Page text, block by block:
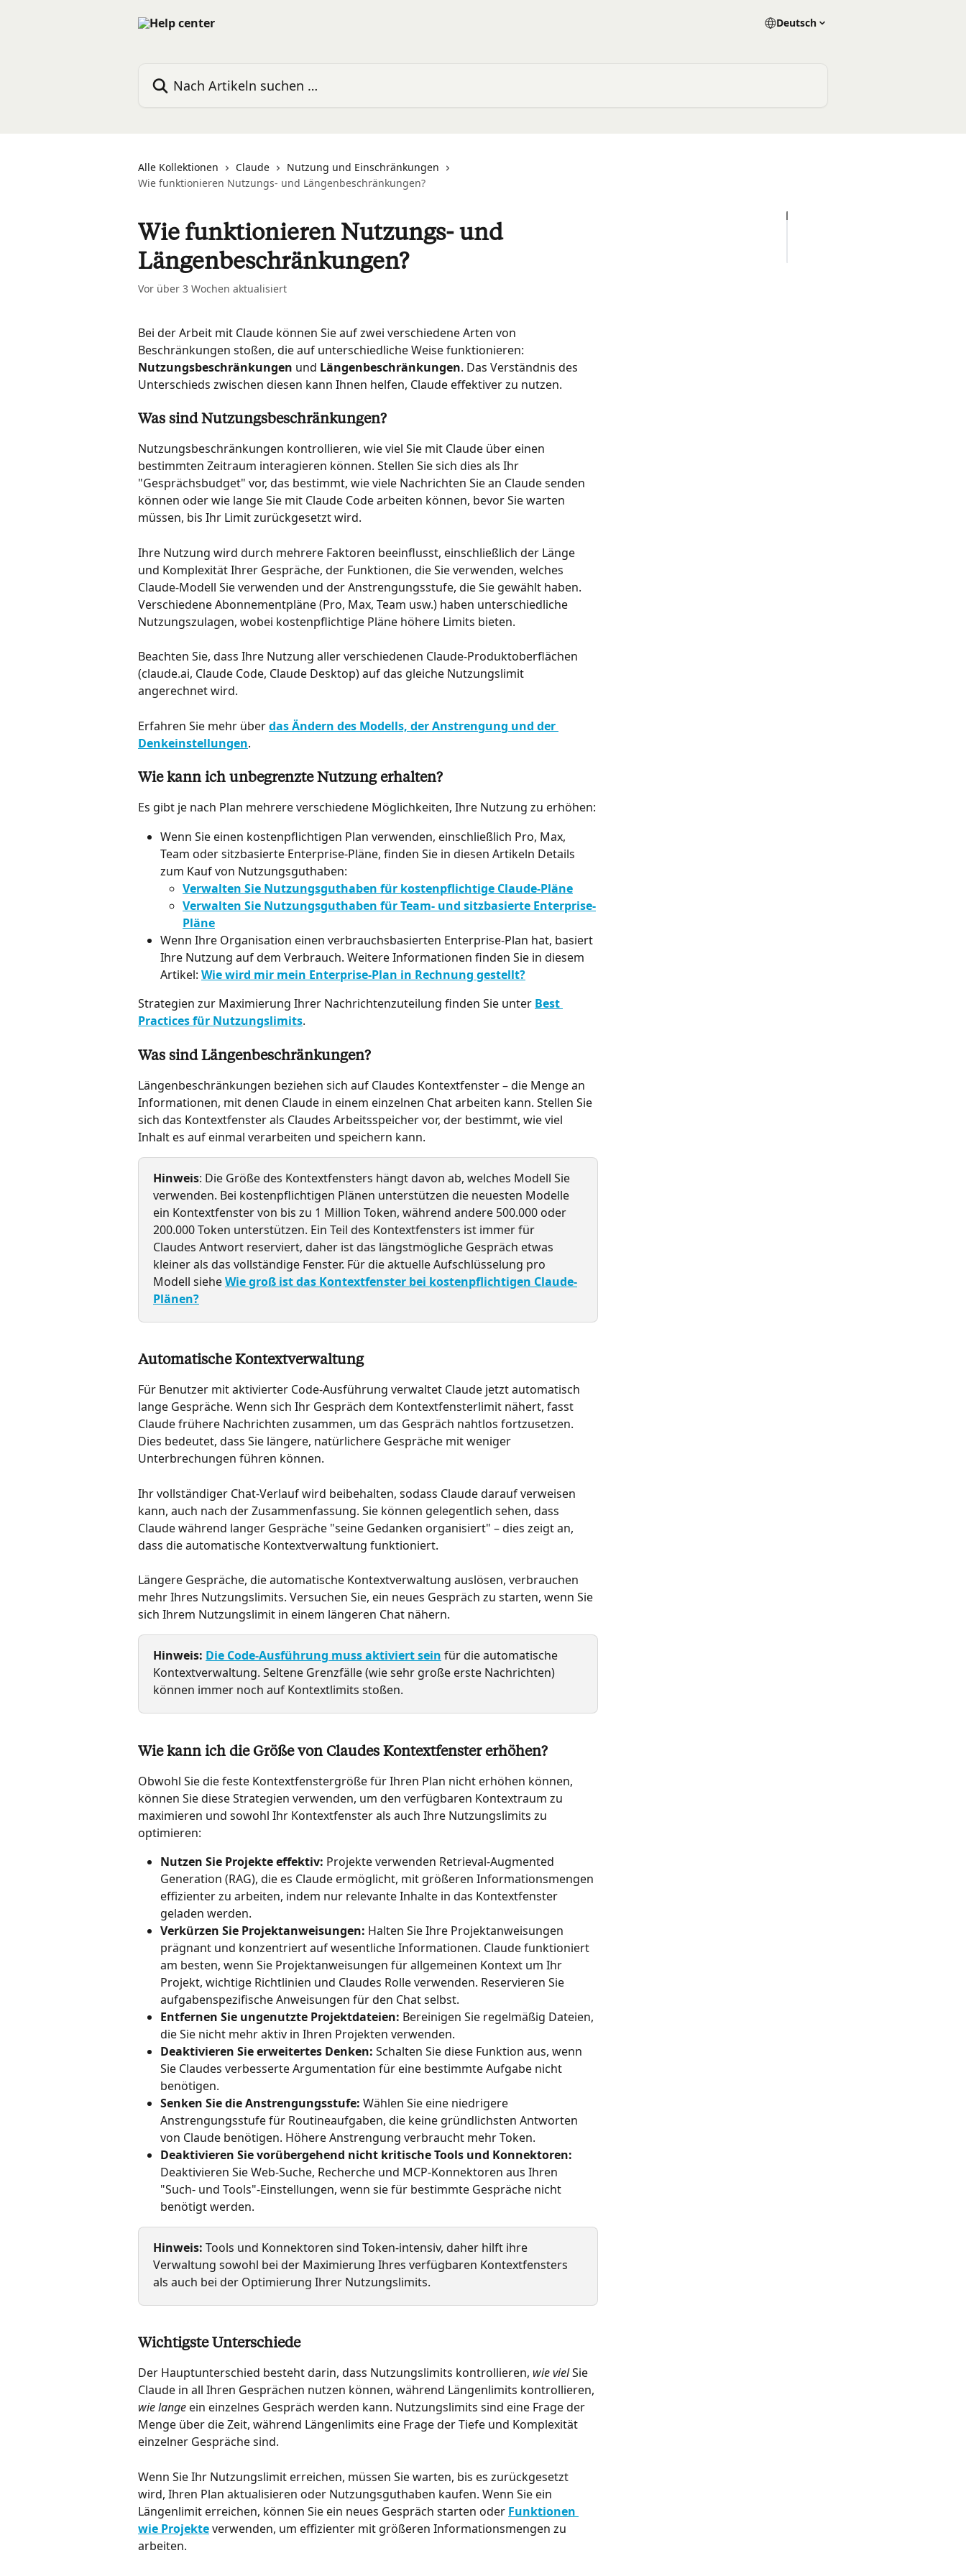
Deutsch
Alle Kollektionen Claude
Nutzung und Einschränkungen
Wie funktionieren Nutzungs- und Längenbeschränkungen?
Wie funktionieren Nutzungs- und
Längenbeschränkungen?
Vor über 3 Wochen aktualisiert
Bei der Arbeit mit Claude können Sie auf zwei verschiedene Arten von
Beschränkungen stoßen, die auf unterschiedliche Weise funktionieren:
Nutzungsbeschränkungen und Längenbeschränkungen. Das Verständnis des
Unterschieds zwischen diesen kann Ihnen helfen, Claude effektiver zu nutzen.
Was sind Nutzungsbeschränkungen?
Nutzungsbeschränkungen kontrollieren, wie viel Sie mit Claude über einen
bestimmten Zeitraum interagieren können. Stellen Sie sich dies als Ihr
"Gesprächsbudget" vor, das bestimmt, wie viele Nachrichten Sie an Claude senden
können oder wie lange Sie mit Claude Code arbeiten können, bevor Sie warten
müssen, bis Ihr Limit zurückgesetzt wird.
Ihre Nutzung wird durch mehrere Faktoren beeinflusst, einschließlich der Länge
und Komplexität Ihrer Gespräche, der Funktionen, die Sie verwenden, welches
Claude-Modell Sie verwenden und der Anstrengungsstufe, die Sie gewählt haben.
Verschiedene Abonnementpläne (Pro, Max, Team usw.) haben unterschiedliche
Nutzungszulagen, wobei kostenpflichtige Pläne höhere Limits bieten.
Beachten Sie, dass Ihre Nutzung aller verschiedenen Claude-Produktoberflächen
(claude.ai, Claude Code, Claude Desktop) auf das gleiche Nutzungslimit
angerechnet wird.
Erfahren Sie mehr über das Ändern des Modells, der Anstrengung und der
Denkeinstellungen.
Wie kann ich unbegrenzte Nutzung erhalten?
Es gibt je nach Plan mehrere verschiedene Möglichkeiten, Ihre Nutzung zu erhöhen:
Wenn Sie einen kostenpflichtigen Plan verwenden, einschließlich Pro, Max,
Team oder sitzbasierte Enterprise-Pläne, finden Sie in diesen Artikeln Details
zum Kauf von Nutzungsguthaben:
Verwalten Sie Nutzungsguthaben für kostenpflichtige Claude-Pläne
Verwalten Sie Nutzungsguthaben für Team- und sitzbasierte Enterprise-
Pläne
Wenn Ihre Organisation einen verbrauchsbasierten Enterprise-Plan hat, basiert
Ihre Nutzung auf dem Verbrauch. Weitere Informationen finden Sie in diesem
Artikel: Wie wird mir mein Enterprise-Plan in Rechnung gestellt?
Strategien zur Maximierung Ihrer Nachrichtenzuteilung finden Sie unter Best
Practices für Nutzungslimits.
Was sind Längenbeschränkungen?
Längenbeschränkungen beziehen sich auf Claudes Kontextfenster – die Menge an
Informationen, mit denen Claude in einem einzelnen Chat arbeiten kann. Stellen Sie
sich das Kontextfenster als Claudes Arbeitsspeicher vor, der bestimmt, wie viel
Inhalt es auf einmal verarbeiten und speichern kann.
Hinweis: Die Größe des Kontextfensters hängt davon ab, welches Modell Sie
verwenden. Bei kostenpflichtigen Plänen unterstützen die neuesten Modelle
ein Kontextfenster von bis zu 1 Million Token, während andere 500.000 oder
200.000 Token unterstützen. Ein Teil des Kontextfensters ist immer für
Claudes Antwort reserviert, daher ist das längstmögliche Gespräch etwas
kleiner als das vollständige Fenster. Für die aktuelle Aufschlüsselung pro
Modell siehe Wie groß ist das Kontextfenster bei kostenpflichtigen Claude-
Plänen?
Automatische Kontextverwaltung
Für Benutzer mit aktivierter Code-Ausführung verwaltet Claude jetzt automatisch
lange Gespräche. Wenn sich Ihr Gespräch dem Kontextfensterlimit nähert, fasst
Claude frühere Nachrichten zusammen, um das Gespräch nahtlos fortzusetzen.
Dies bedeutet, dass Sie längere, natürlichere Gespräche mit weniger
Unterbrechungen führen können.
Ihr vollständiger Chat-Verlauf wird beibehalten, sodass Claude darauf verweisen
kann, auch nach der Zusammenfassung. Sie können gelegentlich sehen, dass
Claude während langer Gespräche "seine Gedanken organisiert" – dies zeigt an,
dass die automatische Kontextverwaltung funktioniert.
Längere Gespräche, die automatische Kontextverwaltung auslösen, verbrauchen
mehr Ihres Nutzungslimits. Versuchen Sie, ein neues Gespräch zu starten, wenn Sie
sich Ihrem Nutzungslimit in einem längeren Chat nähern.
Hinweis: Die Code-Ausführung muss aktiviert sein für die automatische
Kontextverwaltung. Seltene Grenzfälle (wie sehr große erste Nachrichten)
können immer noch auf Kontextlimits stoßen.
Wie kann ich die Größe von Claudes Kontextfenster erhöhen?
Obwohl Sie die feste Kontextfenstergröße für Ihren Plan nicht erhöhen können,
können Sie diese Strategien verwenden, um den verfügbaren Kontextraum zu
maximieren und sowohl Ihr Kontextfenster als auch Ihre Nutzungslimits zu
optimieren:
Nutzen Sie Projekte effektiv: Projekte verwenden Retrieval-Augmented
Generation (RAG), die es Claude ermöglicht, mit größeren Informationsmengen
effizienter zu arbeiten, indem nur relevante Inhalte in das Kontextfenster
geladen werden.
Verkürzen Sie Projektanweisungen: Halten Sie Ihre Projektanweisungen
prägnant und konzentriert auf wesentliche Informationen. Claude funktioniert
am besten, wenn Sie Projektanweisungen für allgemeinen Kontext um Ihr
Projekt, wichtige Richtlinien und Claudes Rolle verwenden. Reservieren Sie
aufgabenspezifische Anweisungen für den Chat selbst.
Entfernen Sie ungenutzte Projektdateien: Bereinigen Sie regelmäßig Dateien,
die Sie nicht mehr aktiv in Ihren Projekten verwenden.
Deaktivieren Sie erweitertes Denken: Schalten Sie diese Funktion aus, wenn
Sie Claudes verbesserte Argumentation für eine bestimmte Aufgabe nicht
benötigen.
Senken Sie die Anstrengungsstufe: Wählen Sie eine niedrigere
Anstrengungsstufe für Routineaufgaben, die keine gründlichsten Antworten
von Claude benötigen. Höhere Anstrengung verbraucht mehr Token.
Deaktivieren Sie vorübergehend nicht kritische Tools und Konnektoren:
Deaktivieren Sie Web-Suche, Recherche und MCP-Konnektoren aus Ihren
"Such- und Tools"-Einstellungen, wenn sie für bestimmte Gespräche nicht
benötigt werden.
Hinweis: Tools und Konnektoren sind Token-intensiv, daher hilft ihre
Verwaltung sowohl bei der Maximierung Ihres verfügbaren Kontextfensters
als auch bei der Optimierung Ihrer Nutzungslimits.
Wichtigste Unterschiede
Der Hauptunterschied besteht darin, dass Nutzungslimits kontrollieren, wie viel Sie
Claude in all Ihren Gesprächen nutzen können, während Längenlimits kontrollieren,
wie lange ein einzelnes Gespräch werden kann. Nutzungslimits sind eine Frage der
Menge über die Zeit, während Längenlimits eine Frage der Tiefe und Komplexität
einzelner Gespräche sind.
Wenn Sie Ihr Nutzungslimit erreichen, müssen Sie warten, bis es zurückgesetzt
wird, Ihren Plan aktualisieren oder Nutzungsguthaben kaufen. Wenn Sie ein
Längenlimit erreichen, können Sie ein neues Gespräch starten oder Funktionen
wie Projekte verwenden, um effizienter mit größeren Informationsmengen zu
arbeiten.